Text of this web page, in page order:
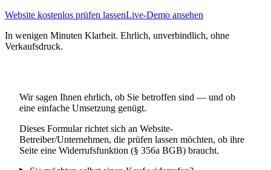
Website kostenlos prüfen lassenLive-Demo ansehen
In wenigen Minuten Klarheit. Ehrlich, unverbindlich, ohne
Verkaufsdruck.
Wir sagen Ihnen ehrlich, ob Sie betroffen sind — und ob
eine einfache Umsetzung genügt.
Dieses Formular richtet sich an Website-
Betreiber/Unternehmen, die prüfen lassen möchten, ob ihre
Seite eine Widerrufsfunktion (§ 356a BGB) braucht.